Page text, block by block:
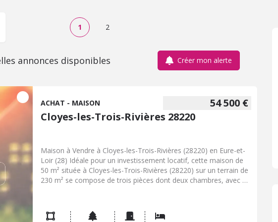
1 2
annonces disponibles Créer mon alerte
54 500 €
ACHAT - MAISON
Cloyes-les-Trois-Rivières 28220
Maison à Vendre à Cloyes-les-Trois-Rivières (28220) en Eure-et-
Loir (28) Idéale pour un investissement locatif, cette maison de
50 m² située à Cloyes-les-Trois-Rivières (28220) sur un terrain de
230 m² se compose de trois pièces dont deux chambres, avec un
récente, ne nécessitant plus que l'installation d'une pompe à
chaleur et d'un ballon thermodynamique pour optimiser sa